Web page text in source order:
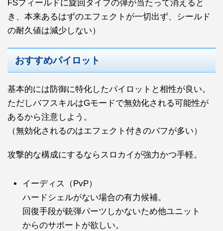
FSフィールドに旋回タイプの弾が当たって消えると
き、本来あるはずのエフェクトが一切出ず、シールド
の耐久値は減少しない）
おすすめパイロット
基本的には防御に特化したパイロットと相性が良い。
ただしバフスキルはGモードで無効化される可能性が
あるから注意しよう。
（無効化されるのはエフェクト付きのバフが多い）
攻撃的な構成にするならスロカイが強力かつ手軽。
イーディス（PvP）
ハードシェルがない場合の有力候補。
回復手段が銃弾パーツしかないため他ユニット
からのサポートが欲しい。